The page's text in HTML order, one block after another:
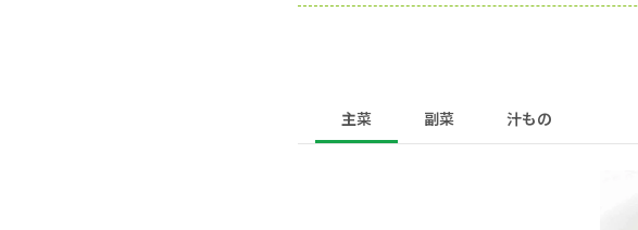
主菜 副菜 汁もの